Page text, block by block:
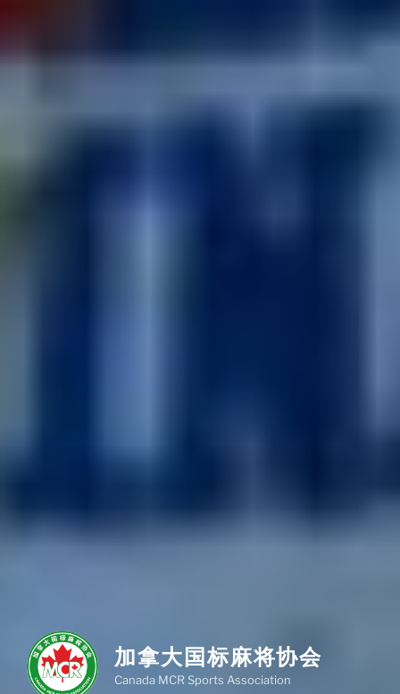
加拿大国标麻将协会
Canada MCR Sports Association